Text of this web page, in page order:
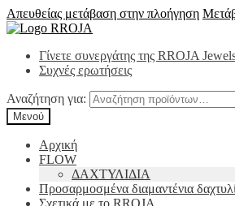
Απευθείας μετάβαση στην πλοήγηση
Γίνετε συνεργάτης της RROJA
Συχνές ερωτήσεις
Αναζήτηση για:
Μενού
Αρχική
FLOW
ΔΑΧΤΥΛΙΔΙΑ
Προσαρμοσμένα διαμαντένια
Σχετικά με το RROJA